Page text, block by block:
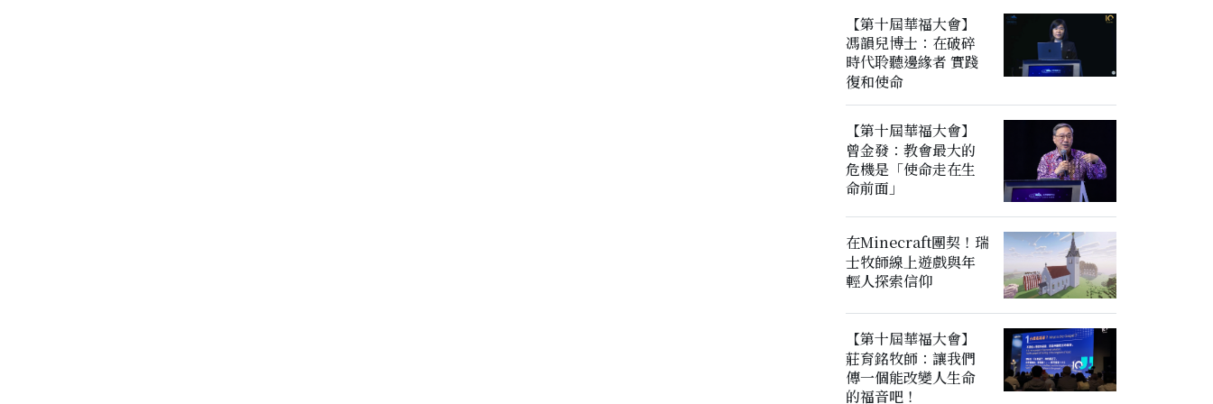
【第十屆華福大會】
馮韻兒博士：在破碎
時代聆聽邊緣者 實踐
復和使命
【第十屆華福大會】
曾金發：教會最大的
危機是「使命走在生
命前面」
在Minecraft團契！瑞
士牧師線上遊戲與年
輕人探索信仰
【第十屆華福大會】
莊育銘牧師：讓我們
傳一個能改變人生命
的福音吧！